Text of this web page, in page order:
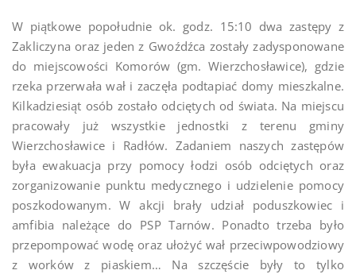
W piątkowe popołudnie ok. godz. 15:10 dwa zastępy z
Zakliczyna oraz jeden z Gwoźdźca zostały zadysponowane
do miejscowości Komorów (gm. Wierzchosławice), gdzie
rzeka przerwała wał i zaczęła podtapiać domy mieszkalne.
Kilkadziesiąt osób zostało odciętych od świata. Na miejscu
pracowały już wszystkie jednostki z terenu gminy
Wierzchosławice i Radłów. Zadaniem naszych zastępów
była ewakuacja przy pomocy łodzi osób odciętych oraz
zorganizowanie punktu medycznego i udzielenie pomocy
poszkodowanym. W akcji brały udział poduszkowiec i
amfibia należące do PSP Tarnów. Ponadto trzeba było
przepompować wodę oraz ułożyć wał przeciwpowodziowy
z worków z piaskiem… Na szczęście były to tylko